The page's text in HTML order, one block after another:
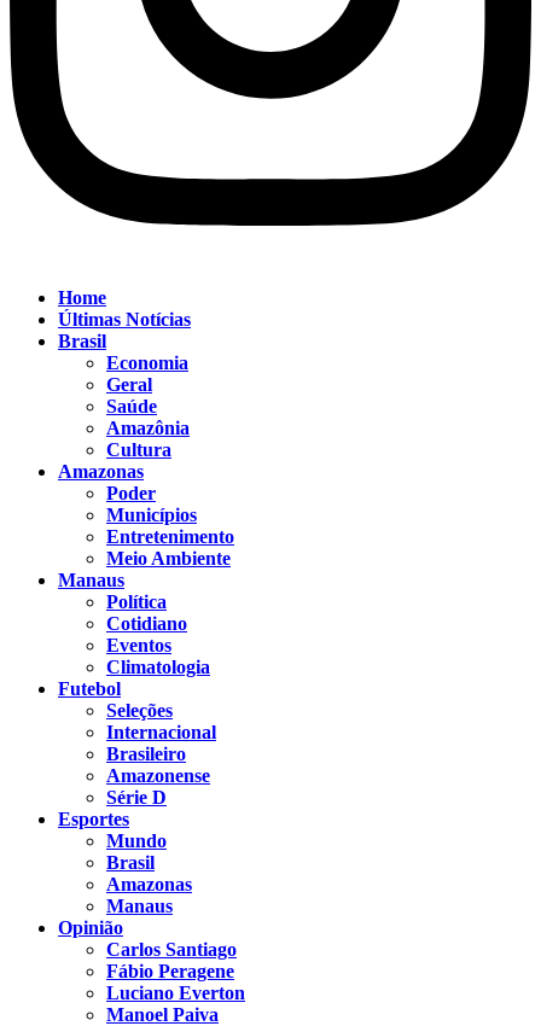
Home
Últimas Notícias
Brasil
Economia
Geral
Saúde
Amazônia
Cultura
Amazonas
Poder
Municípios
Entretenimento
Meio Ambiente
Manaus
Política
Cotidiano
Eventos
Climatologia
Futebol
Seleções
Internacional
Brasileiro
Amazonense
Série D
Esportes
Mundo
Brasil
Amazonas
Manaus
Opinião
Carlos Santiago
Fábio Peragene
Luciano Everton
Manoel Paiva